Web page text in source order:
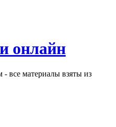
онлайн
все материалы взяты из